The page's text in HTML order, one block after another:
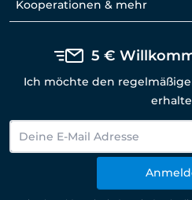
Kooperationen & mehr
5 €
Ich möchte den